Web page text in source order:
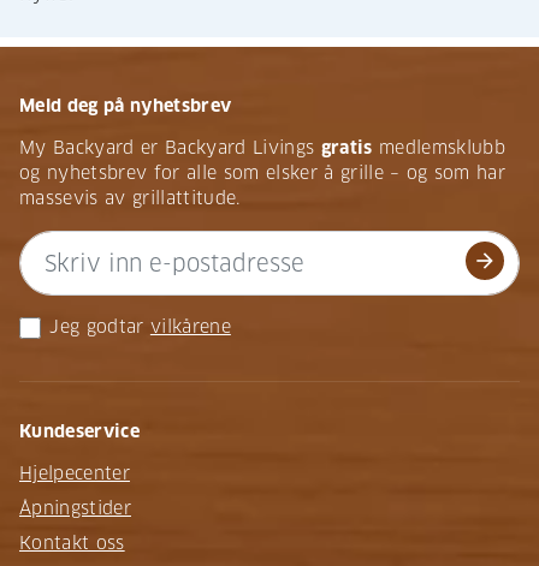
Meld deg på nyhetsbrev
My Backyard er Backyard Livings gratis medlemsklubb
og nyhetsbrev for alle som elsker å grille – og som har
massevis av grillattitude.
arrow_forward
Jeg godtar vilkårene
Kundeservice
Hjelpecenter
Åpningstider
Kontakt oss